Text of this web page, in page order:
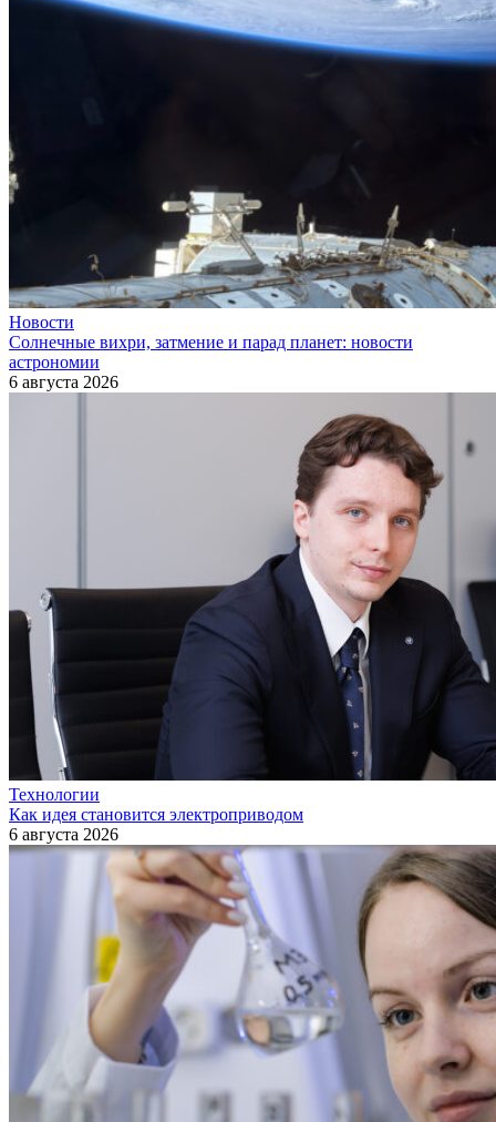
Новости
Солнечные вихри, затмение и парад планет: новости
астрономии
6 августа 2026
Технологии
Как идея становится электроприводом
6 августа 2026